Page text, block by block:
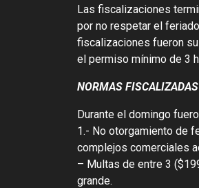
Las fiscalizaciones
por no respetar el
fiscalizaciones fueron
el permiso mínimo de 3
NORMAS FISCALIZADAS
Durante el domingo
1.- No otorgamiento de
complejos comerciales
– Multas de entre 3
grande.